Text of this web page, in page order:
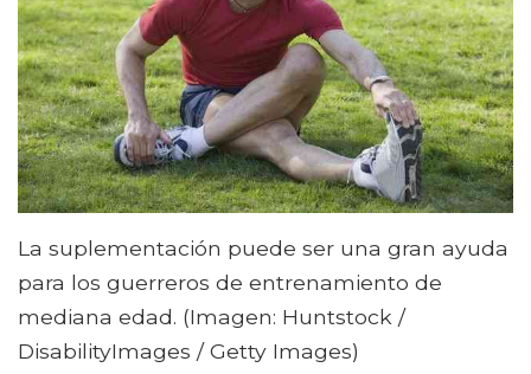
La suplementación puede ser una gran ayuda
para los guerreros de entrenamiento de
mediana edad. (Imagen: Huntstock /
DisabilityImages / Getty Images)